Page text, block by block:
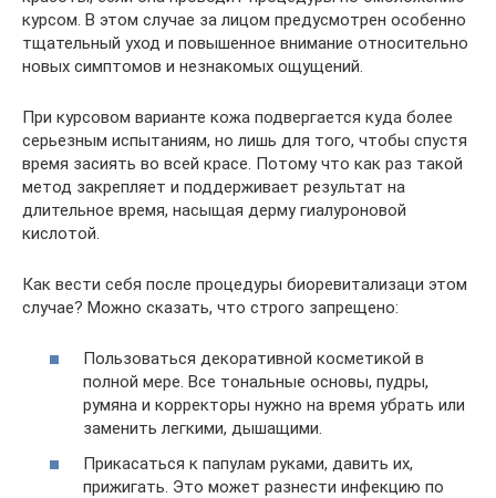
курсом. В этом случае за лицом предусмотрен особенно
тщательный уход и повышенное внимание относительно
новых симптомов и незнакомых ощущений.
При курсовом варианте кожа подвергается куда более
серьезным испытаниям, но лишь для того, чтобы спустя
время засиять во всей красе. Потому что как раз такой
метод закрепляет и поддерживает результат на
длительное время, насыщая дерму гиалуроновой
кислотой.
Как вести себя после процедуры биоревитализаци этом
случае? Можно сказать, что строго запрещено:
Пользоваться декоративной косметикой в
полной мере. Все тональные основы, пудры,
румяна и корректоры нужно на время убрать или
заменить легкими, дышащими.
Прикасаться к папулам руками, давить их,
прижигать. Это может разнести инфекцию по